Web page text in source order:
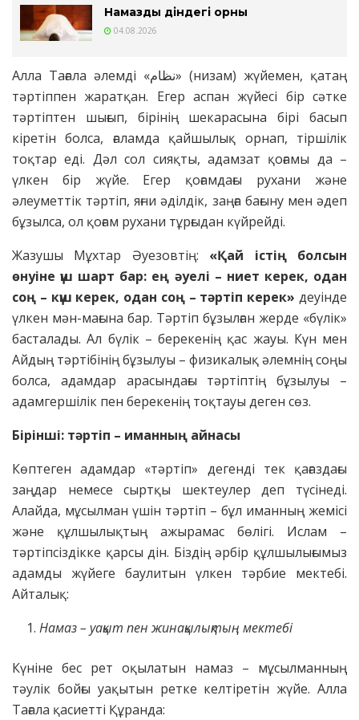
Намаздың діндегі орны
04.08.2026
Алла Тағала әлемді «نظام» (низам) жүйемен, қатаң
тәртіппен жаратқан. Егер аспан жүйесі бір сәтке
тәртіптен шығып, бірінің шекарасына бірі басып
кіретін болса, ғаламда қайшылық орнап, тіршілік
тоқтар еді. Дәл сол сияқты, адамзат қоғамы да –
үлкен бір жүйе. Егер қоғамдағы рухани және
әлеуметтік тәртіп, яғни әділдік, заңға бағыну мен әдеп
бұзылса, ол қоғам рухани тұрғыдан күйрейді.
Жазушы Мұхтар Әуезовтің: «Қай істің болсын
өнуіне үш шарт бар: ең әуелі – ниет керек, одан
соң – күш керек, одан соң – тәртіп керек» деуінде
үлкен мән-мағына бар. Тәртіп бұзылған жерде «бүлік»
басталады. Ал бүлік – берекенің қас жауы. Күн мен
Айдың тәртібінің бұзылуы – физикалық әлемнің соңы
болса, адамдар арасындағы тәртіптің бұзылуы –
адамгершілік пен берекенің тоқтауы деген сөз.
Бірінші: тәртіп – иманның айнасы
Көптеген адамдар «тәртіп» дегенді тек қағаздағы
заңдар немесе сыртқы шектеулер деп түсінеді.
Алайда, мұсылман үшін тәртіп – бұл иманның жемісі
және құлшылықтың ажырамас бөлігі. Ислам –
тәртіпсіздікке қарсы дін. Біздің әрбір құлшылығымыз
адамды жүйеге баулитын үлкен тәрбие мектебі.
Айталық:
Намаз – уақыт пен жинақылықтың мектебі
Күніне бес рет оқылатын намаз – мұсылманның
тәулік бойғы уақытын ретке келтіретін жүйе. Алла
Тағала қасиетті Құранда: